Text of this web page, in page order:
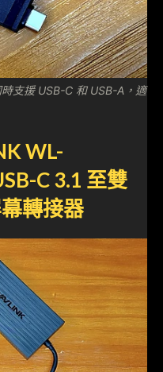
支援 USB-C 和 USB-A，適
WL-
C 3.1 至雙
轉接器